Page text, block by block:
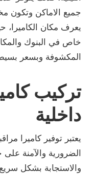
جميع الاماكن وتكون
يعرف مكان الكاميرا،
خاص في البنوك
المكشوفة وبسعر
تركيب
داخلية
يعتبر توفير كاميرا
الضرورية والآمنة على
والاستجابة بشكل